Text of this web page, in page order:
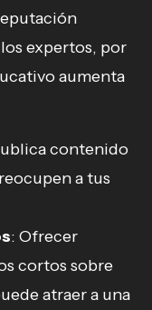
expertos, por
aumenta
contenido
a tus
: Ofrecer
cortos sobre
atraer a una